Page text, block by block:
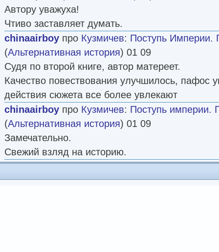
Автору уважуха!
Чтиво заставляет думать.
chinaairboy про Кузмичев: Поступь Империи.
(Альтернативная история) 01 09
Судя по второй книге, автор матереет.
Качество повествования улучшилось, пафос
действия сюжета все более увлекают
chinaairboy про Кузмичев: Поступь империи.
(Альтернативная история) 01 09
Замечательно.
Свежий взляд на историю.